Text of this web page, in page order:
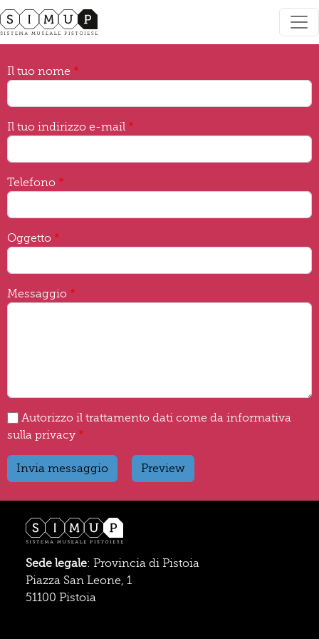
Salta al contenuto principale
Il tuo nome
Il tuo indirizzo e-mail
Telefono
Oggetto
Messaggio
Autorizzo il trattamento dati come da informativa
sulla privacy
Sede legale: Provincia di Pistoia
Piazza San Leone, 1
51100 Pistoia